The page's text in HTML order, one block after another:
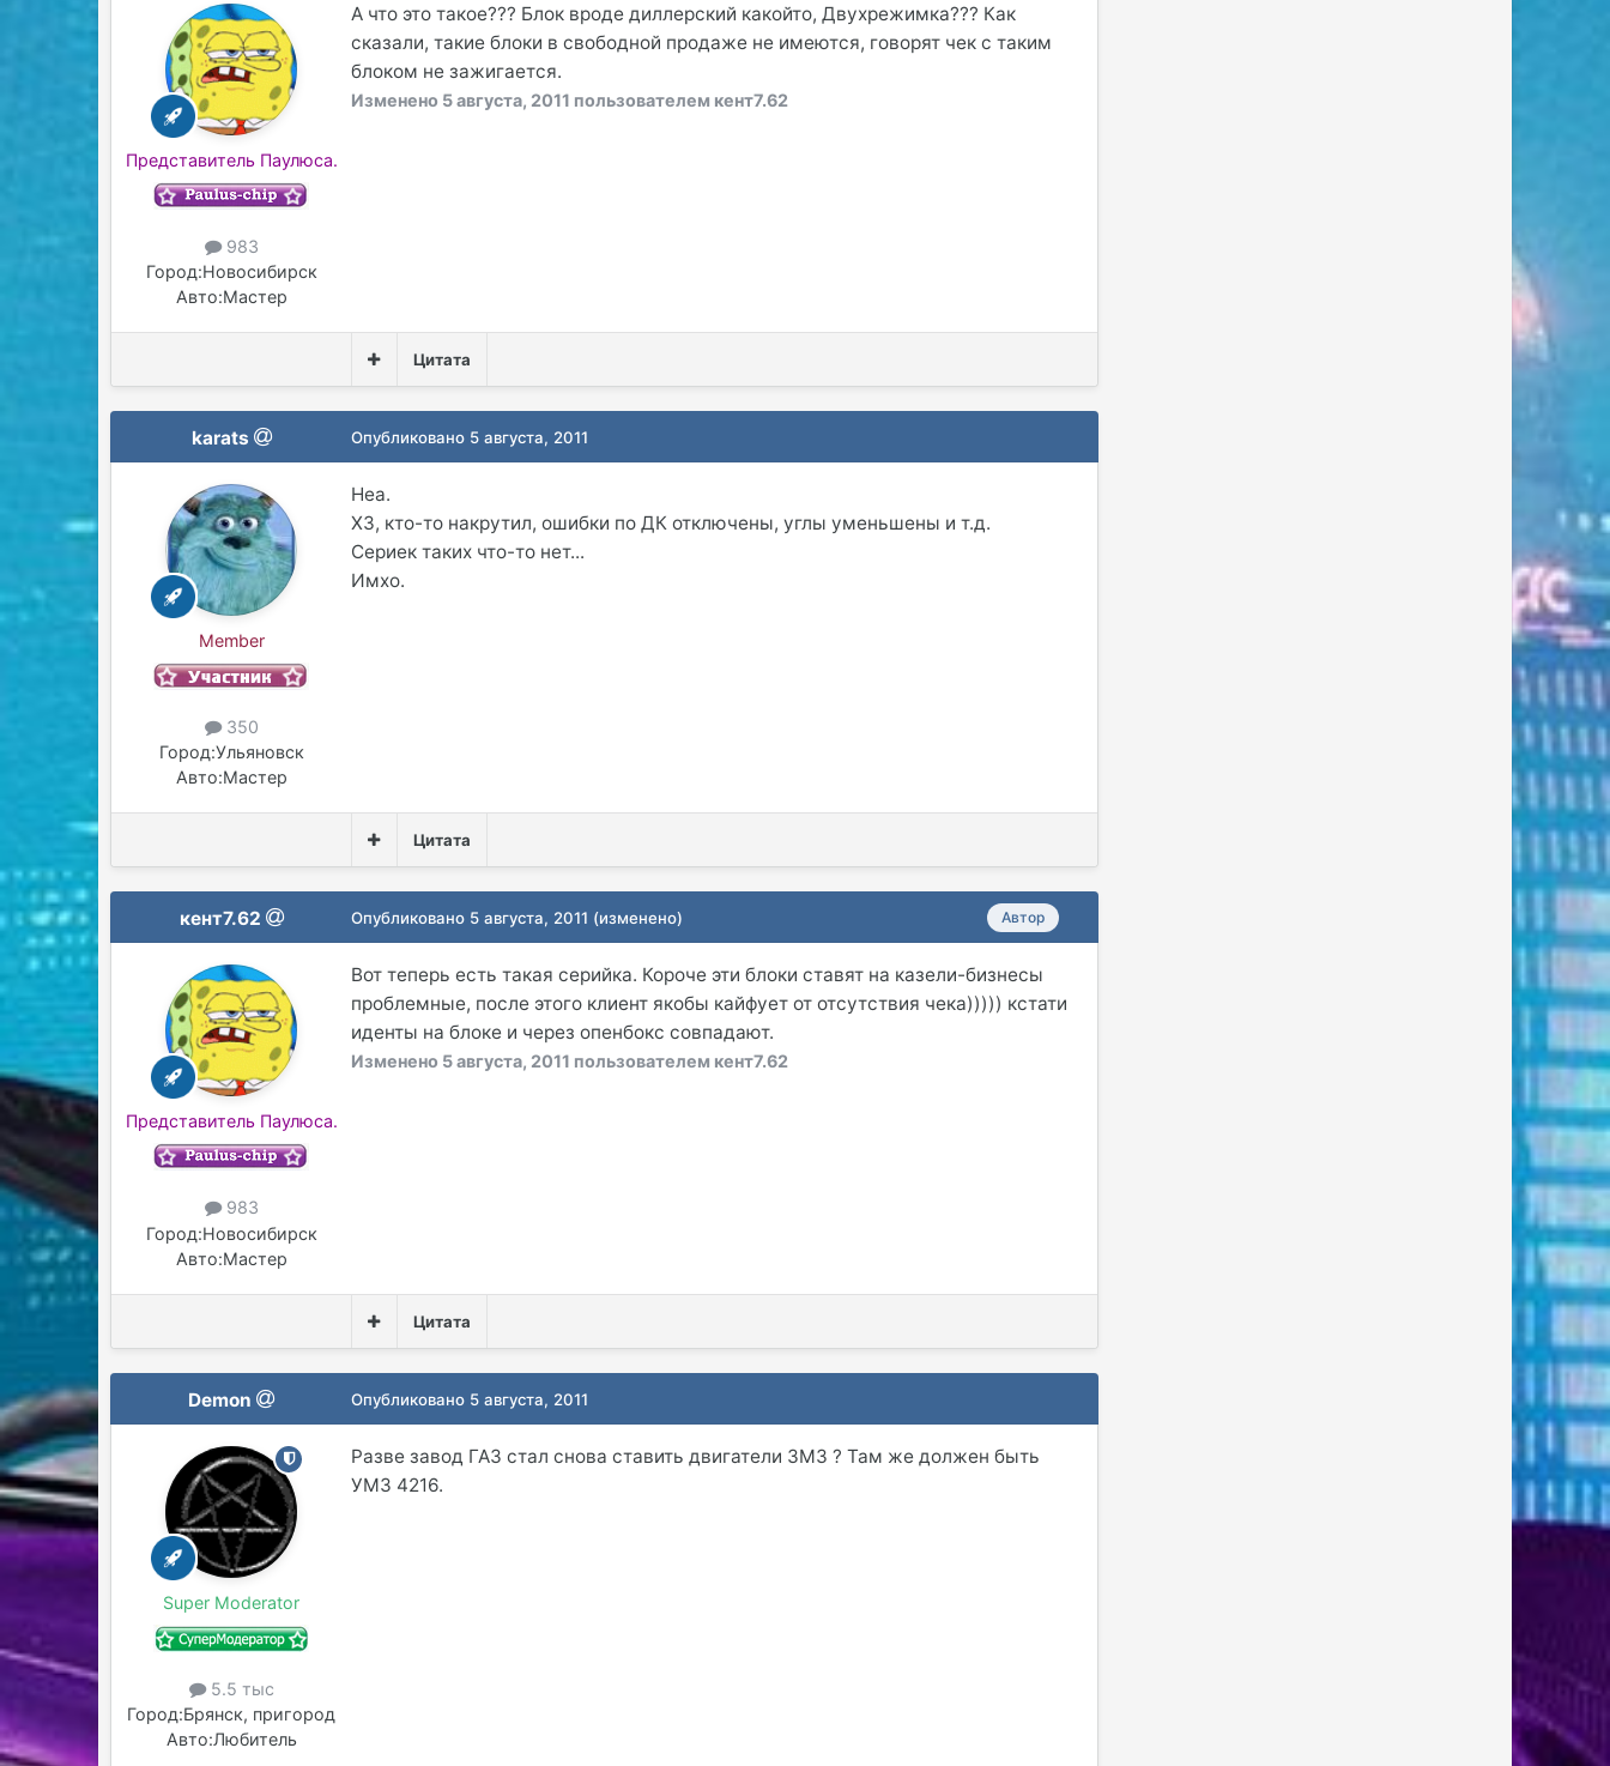
Представитель Паулюса.
983
Город:Новосибирск
Авто:Мастер
А что это такое??? Блок вроде диллерский какойто, Двухрежимка??? Как
сказали, такие блоки в свободной продаже не имеются, говорят чек с таким
блоком не зажигается.
Изменено 5 августа, 2011 пользователем кент7.62
Цитата
karats
Member
350
Город:Ульяновск
Авто:Мастер
Опубликовано 5 августа, 2011
Неа.
ХЗ, кто-то накрутил, ошибки по ДК отключены, углы уменьшены и т.д.
Сериек таких что-то нет...
Имхо.
Цитата
кент7.62
Представитель Паулюса.
983
Город:Новосибирск
Авто:Мастер
Автор
Опубликовано 5 августа, 2011 (изменено)
Вот теперь есть такая серийка. Короче эти блоки ставят на казели-бизнесы
проблемные, после этого клиент якобы кайфует от отсутствия чека))))) кстати
иденты на блоке и через опенбокс совпадают.
Изменено 5 августа, 2011 пользователем кент7.62
Цитата
Demon
Super Moderator
5.5 тыс
Город:Брянск, пригород
Авто:Любитель
Опубликовано 5 августа, 2011
Разве завод ГАЗ стал снова ставить двигатели ЗМЗ ? Там же должен быть
УМЗ 4216.